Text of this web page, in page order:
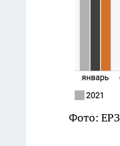
Фото: ЕРЗ